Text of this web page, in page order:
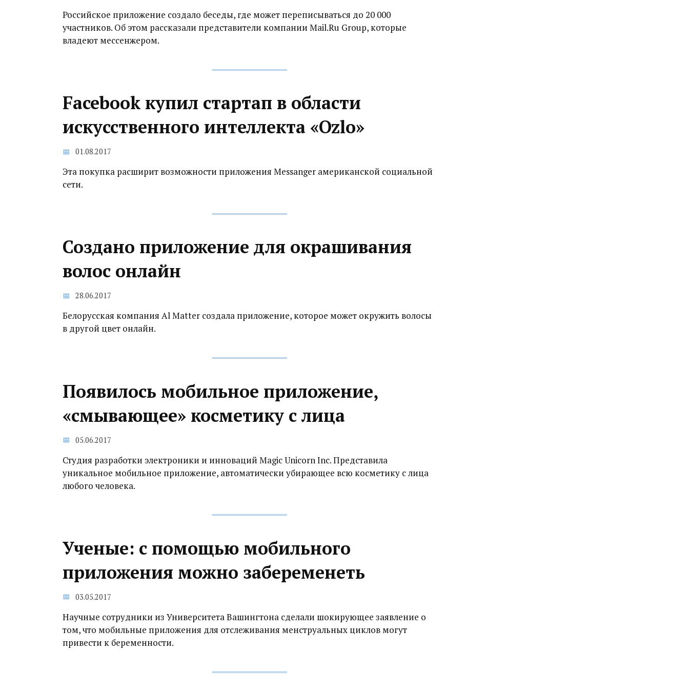
Российское приложение создало беседы, где может переписываться до 20 000
участников. Об этом рассказали представители компании Mail.Ru Group, которые
владеют мессенжером.
Facebook купил стартап в области
искусственного интеллекта «Ozlo»
01.08.2017
Эта покупка расширит возможности приложения Messanger американской социальной
сети.
Создано приложение для окрашивания
волос онлайн
28.06.2017
Белорусская компания Al Matter создала приложение, которое может окружить волосы
в другой цвет онлайн.
Появилось мобильное приложение,
«смывающее» косметику с лица‍
05.06.2017
Студия разработки электроники и инноваций Magic Unicorn Inc. Представила
уникальное мобильное приложение, автоматически убирающее всю косметику с лица
любого человека.
Ученые: с помощью мобильного
приложения можно забеременеть
03.05.2017
Научные сотрудники из Университета Вашингтона сделали шокирующее заявление о
том, что мобильные приложения для отслеживания менструальных циклов могут
привести к беременности.